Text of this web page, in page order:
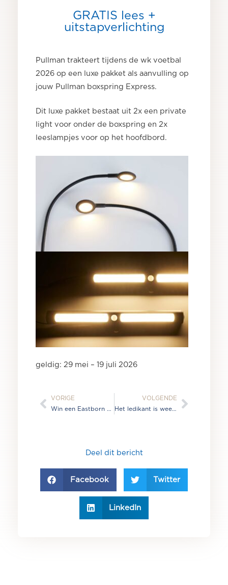
GRATIS lees +
uitstapverlichting
Pullman trakteert tijdens de wk voetbal
2026 op een luxe pakket als aanvulling op
jouw Pullman boxspring Express.
Dit luxe pakket bestaat uit 2x een private
light voor onder de boxspring en 2x
leeslampjes voor op het hoofdbord.
geldig: 29 mei – 19 juli 2026
Vorige
VORIGE
Win een Eastborn boxspring!
VOLGENDE
Het ledikant is weer terug!
Deel dit bericht
Facebook Twitter
LinkedIn